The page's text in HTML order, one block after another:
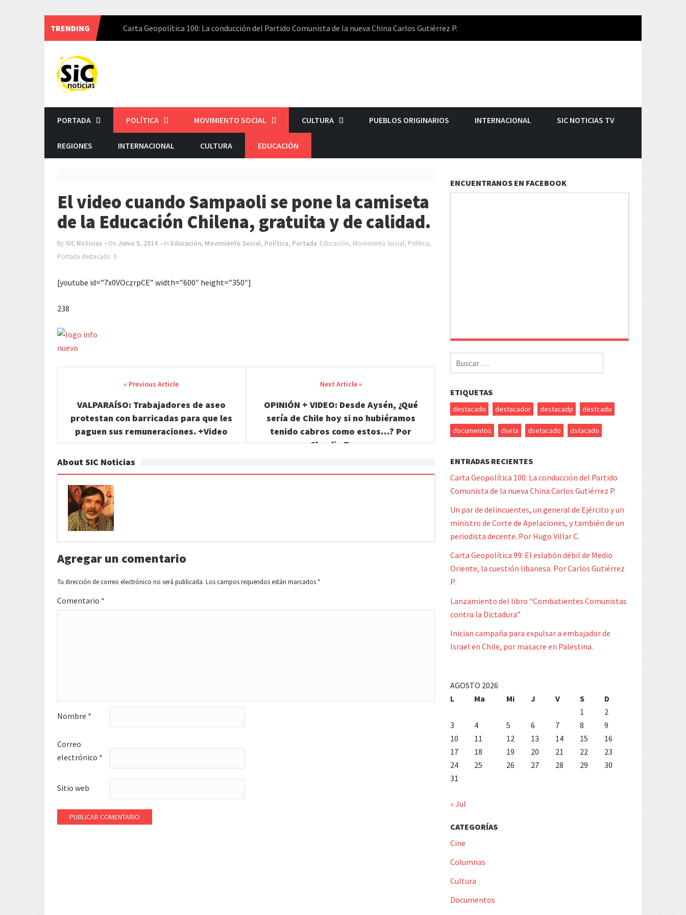
TRENDING Carta Geopolítica 100: La conducción del Partido Comunista de la nueva China Carlos Gutiérrez P.
Skip
to
content
PORTADA POLÍTICA MOVIMIENTO SOCIAL CULTURA PUEBLOS ORIGINARIOS INTERNACIONAL SIC NOTICIAS TV
REGIONES INTERNACIONAL CULTURA EDUCACIÓN
El video cuando Sampaoli se pone la camiseta
de la Educación Chilena, gratuita y de calidad.
By SIC Noticias • On Junio 5, 2014 • In Educación, Movimiento Social, Política, Portada Educación, Movimiento Social, Política,
Portada destacado 0
[youtube id=”7x0VOczrpCE” width=”600″ height=”350″]
238
navigation
VALPARAÍSO: Trabajadores de aseo
protestan con barricadas para que les
paguen sus remuneraciones. +Video
OPINIÓN + VIDEO: Desde Aysén, ¿Qué
sería de Chile hoy si no hubiéramos
tenido cabros como estos…? Por
Claudia Torres
About SIC Noticias
Agregar un comentario
Tu dirección de correo electrónico no será publicada. Los campos requeridos están marcados *
Comentario *
Nombre *
Correo
electrónico *
Sitio web
ENCUENTRANOS EN FACEBOOK
Buscar
por:
ETIQUETAS
destacado destacador destacadp destcado
documentos dseta dsetacado dstacado
ENTRADAS RECIENTES
Carta Geopolítica 100: La conducción del Partido
Comunista de la nueva China Carlos Gutiérrez P.
Un par de delincuentes, un general de Ejército y un
ministro de Corte de Apelaciones, y también de un
periodista decente. Por Hugo Villar C.
Carta Geopolítica 99: El eslabón débil de Medio
Oriente, la cuestión libanesa. Por Carlos Gutiérrez
P.
Lanzamiento del libro “Combatientes Comunistas
contra la Dictadura”
Inician campaña para expulsar a embajador de
Israel en Chile, por masacre en Palestina.
AGOSTO 2026
L
Ma Mi J V S
D
1
2
3
4 5 6 7 8
9
10
11 12 13 14 15
16
17
18 19 20 21 22
23
24
25 26 27 28 29
30
31
« Jul
CATEGORÍAS
Cine
Columnas
Cultura
Documentos